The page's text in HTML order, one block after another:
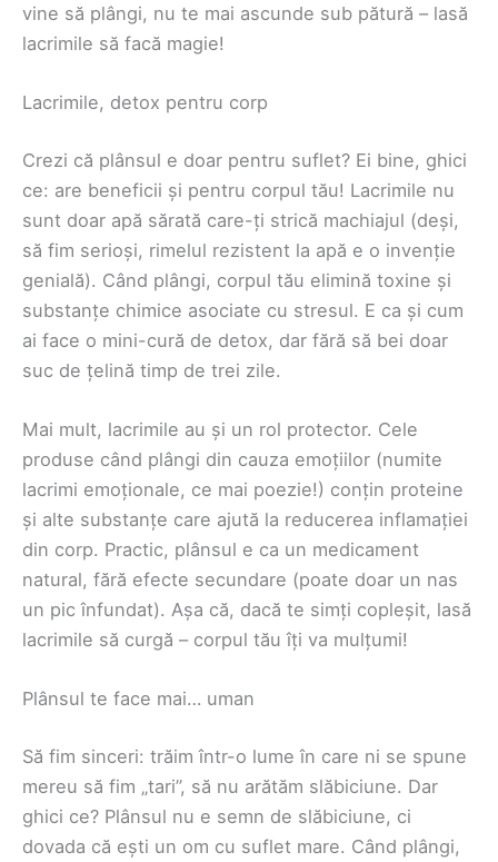
vine să plângi, nu te mai ascunde sub pătură – lasă
lacrimile să facă magie!
Lacrimile, detox pentru corp
Crezi că plânsul e doar pentru suflet? Ei bine, ghici
ce: are beneficii și pentru corpul tău! Lacrimile nu
sunt doar apă sărată care-ți strică machiajul (deși,
să fim serioși, rimelul rezistent la apă e o invenție
genială). Când plângi, corpul tău elimină toxine și
substanțe chimice asociate cu stresul. E ca și cum
ai face o mini-cură de detox, dar fără să bei doar
suc de țelină timp de trei zile.
Mai mult, lacrimile au și un rol protector. Cele
produse când plângi din cauza emoțiilor (numite
lacrimi emoționale, ce mai poezie!) conțin proteine
și alte substanțe care ajută la reducerea inflamației
din corp. Practic, plânsul e ca un medicament
natural, fără efecte secundare (poate doar un nas
un pic înfundat). Așa că, dacă te simți copleșit, lasă
lacrimile să curgă – corpul tău îți va mulțumi!
Plânsul te face mai… uman
Să fim sinceri: trăim într-o lume în care ni se spune
mereu să fim „tari”, să nu arătăm slăbiciune. Dar
ghici ce? Plânsul nu e semn de slăbiciune, ci
dovada că ești un om cu suflet mare. Când plângi,